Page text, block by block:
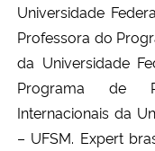
Universidade
Professora do
da Universidade
Programa de
Internacionais da
– UFSM. Expert